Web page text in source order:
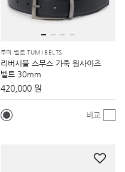
투미 벨트 TUMI BELTS
리버시블 스무스 가죽 원사이즈
벨트 30mm
420,000 원
비교